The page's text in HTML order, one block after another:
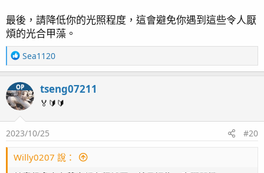
最後，請降低你的光照程度，這會避免你遇到這些令人厭
煩的光合甲藻。
R
e
c
t
i
o
n
：
Sea1120
OP tseng07211
🏅🔰🔰
2023/10/25 #20
Willy0207 說：